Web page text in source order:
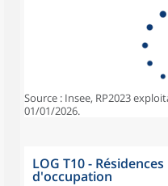
Source : Insee, RP2023
01/01/2026.
LOG T10 -
d'occupation